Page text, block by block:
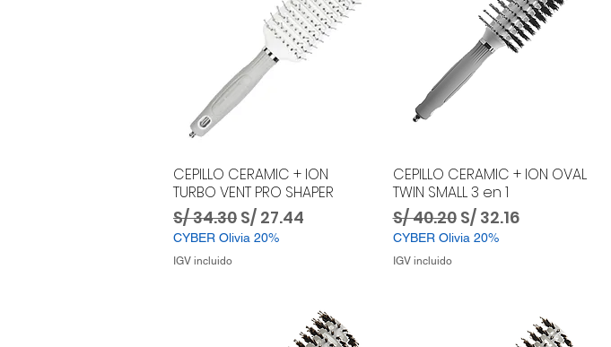
CEPILLO CERAMIC + ION
TURBO VENT PRO SHAPER
Precio
S/ 34.30 Precio de oferta
S/ 27.44
CYBER Olivia 20%
IGV incluido
CEPILLO CERAMIC + ION OVAL
TWIN SMALL 3 en 1
Precio
S/ 40.20 Precio de oferta
S/ 32.16
CYBER Olivia 20%
IGV incluido